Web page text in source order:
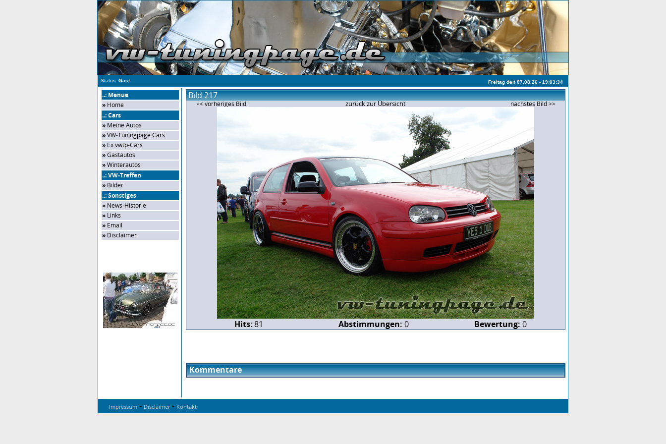
Status: Gast Freitag den 07.08.26 - 19:03:34
..: Menue
» Home
..: Cars
» Meine Autos
»VW-Tuningpage Cars
» Ex vwtp-Cars
»Gastautos
»Winterautos
..: VW-Treffen
» Bilder
..: Sonstiges
» News-Historie
» Links
» Email
» Disclaimer
Bild 217
<< vorheriges Bild zurück zur Übersicht nächstes Bild >>
Hits: 81 Abstimmungen: 0 Bewertung: 0
Kommentare
Impressum - Disclaimer- Kontakt